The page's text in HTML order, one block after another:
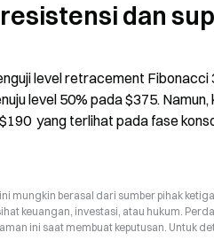
dan
level retracement
level 50% pada $375.
yang terlihat pada fase
mungkin berasal dari sumber pihak
keuangan, investasi, atau hukum.
ini saat membuat keputusan. Untuk